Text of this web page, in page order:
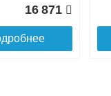
16 871